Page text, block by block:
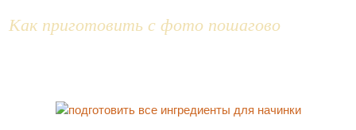
Как приготовить с фото пошагово